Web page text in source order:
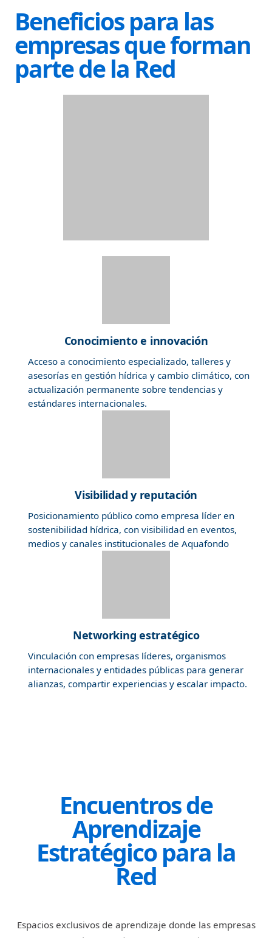
Beneficios para las
empresas que forman
parte de la Red
Conocimiento e innovación
Acceso a conocimiento especializado, talleres y
asesorías en gestión hídrica y cambio climático, con
actualización permanente sobre tendencias y
estándares internacionales.
Visibilidad y reputación
Posicionamiento público como empresa líder en
sostenibilidad hídrica, con visibilidad en eventos,
medios y canales institucionales de Aquafondo
Networking estratégico
Vinculación con empresas líderes, organismos
internacionales y entidades públicas para generar
alianzas, compartir experiencias y escalar impacto.
Encuentros de
Aprendizaje
Estratégico para la
Red
Espacios exclusivos de aprendizaje donde las empresas